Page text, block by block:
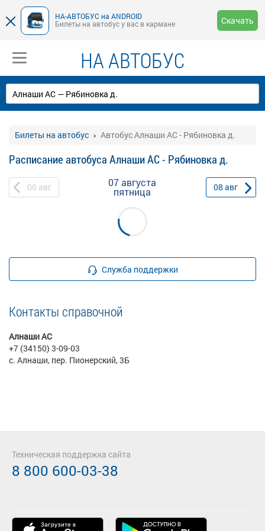
НА-АВТОБУС на ANDROID
Билеты на автобус у вас в кармане
Скачать
НА АВТОБУС
Билеты на автобус Автобус Алнаши АС - Рябиновка д.
Расписание автобуса Алнаши АС - Рябиновка д.
06 авг 07 августа
пятница 08 авг
Служба поддержки
Контакты справочной
Алнаши АС
+7 (34150) 3-09-03
с. Алнаши, пер. Пионерский, 3Б
Техническая поддержка сайта
8 800 600-03-38